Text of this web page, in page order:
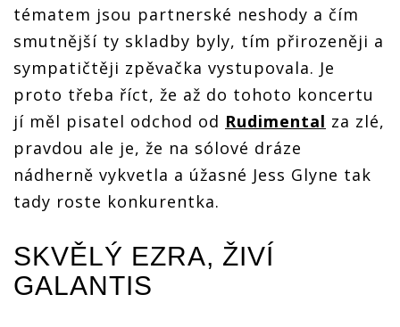
tématem jsou partnerské neshody a čím
smutnější ty skladby byly, tím přirozeněji a
sympatičtěji zpěvačka vystupovala. Je
proto třeba říct, že až do tohoto koncertu
jí měl pisatel odchod od Rudimental za zlé,
pravdou ale je, že na sólové dráze
nádherně vykvetla a úžasné Jess Glyne tak
tady roste konkurentka.
SKVĚLÝ EZRA, ŽIVÍ
GALANTIS